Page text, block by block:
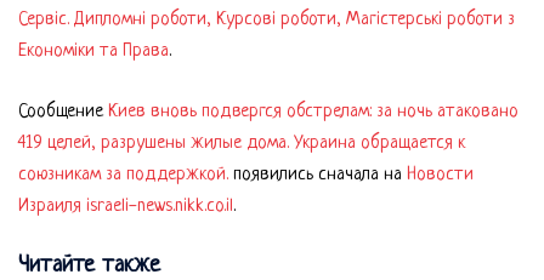
Сервіс. Дипломні роботи, Курсові роботи, Магістерські роботи з
Економіки та Права.
СообщениеКиев вновь подвергся обстрелам: за ночь атаковано
419 целей, разрушены жилые дома. Украина обращается к
союзникам за поддержкой. появились сначала на Новости
Израиля israeli-news.nikk.co.il.
Читайте также